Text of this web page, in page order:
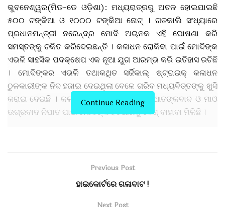
ଭୁବନେଶ୍ୱର(ମିଡ-ଡେ ଓଡ଼ିଶା): ମଧ୍ୟରାତ୍ରରୁ ଅଚଳ ହୋଇଯାଇଛି
୫୦୦ ଟଙ୍କିଆ ଓ ୧୦୦୦ ଟଙ୍କିଆ ନୋଟ୍ । ଗତକାଲି ସଂଧ୍ୟାରେ
ପ୍ରଧାନମନ୍ତ୍ରୀ ନରେନ୍ଦ୍ର ମୋଦି ଅଚାନକ ଏହି ଘୋଷଣା କରି
ସମସ୍ତଙ୍କୁ ଚକିତ କରିଦେଇଛନ୍ତି । କଳାଧନ ରୋକିବା ପାଇଁ ମୋଦିଙ୍କ
ଏଭଳି ସାହସିକ ପଦକ୍ଷେପ ଏକ ନୂଆ ଯୁଗ ଆରମ୍ଭ କରି ଇତିହାସ ରଚିଛି
। ମୋଦିଙ୍କର ଏଭଳିି ତଥାକଥିତ ସର୍ଜିକାଲ୍ ଷ୍ଟ୍ରାଇକ୍ କଳାଧନ
ଠୁଳକାରୀଙ୍କ ନିଦ ହଜାଇ ଦେଇଥିଲା ବେଳେ ଗରିବ ମଧ୍ୟବିତ୍ତଙ୍କୁ ଖୁସି
କରାଇ ଦେଇଛି । କଳାଧନ ରୋକିବା ସହ ଦେଶରୁ ଆତଙ୍କବାଦ ଓ ମାଓ
ଉଗ୍ରବାଦ ନିପାତ ପାଇଁ ମୋଦିଙ୍କ ହତିଆରକୁ ବେଶ୍ ବାହାବା ମିଳିଛି ।
ୱିକି ଲିକ୍ସ ରିପୋର୍ଟ ଅନୁଯାୟୀ ବିଦେଶୀ ବ୍ୟାଙ୍କରେ ମାତ୍ର ୨୦୦୦
ଭାରତୀୟଙ୍କର ୧.୩ ଟ୍ରିଲିୟନ୍ ଡଲାର୍ ଟଙ୍କା ଜମା ରହିଛି । ଟିକସ
Continue Reading
Previous Post
ହାଇକୋର୍ଟରେ ଗଳାବାଟ !